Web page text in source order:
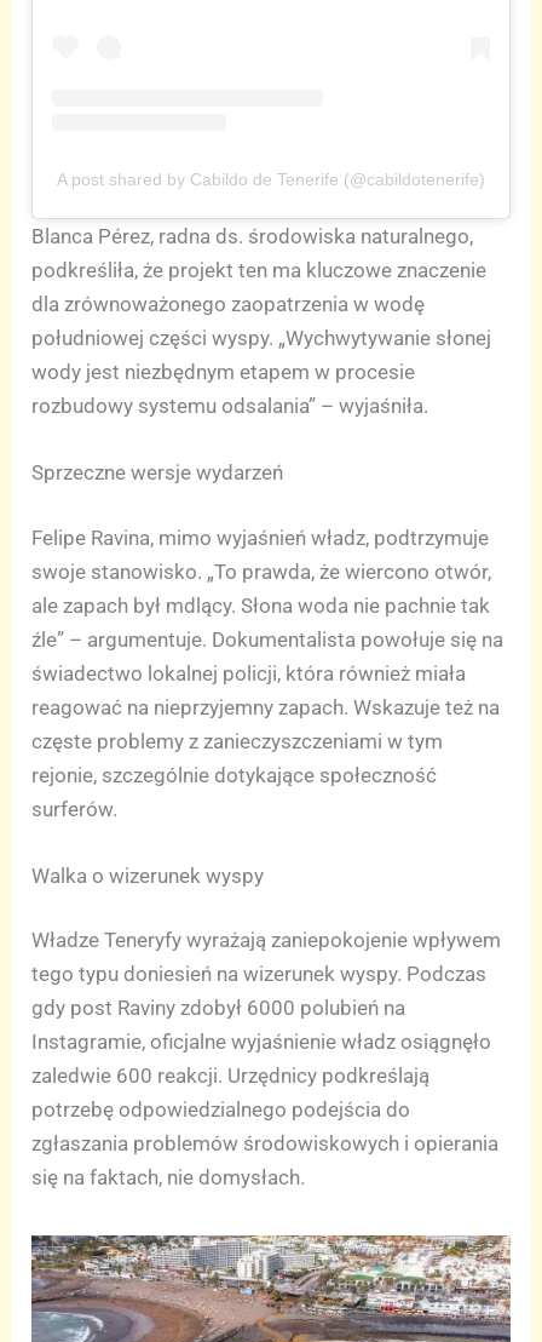
A post shared by Cabildo de Tenerife (@cabildotenerife)
Blanca Pérez, radna ds. środowiska naturalnego,
podkreśliła, że projekt ten ma kluczowe znaczenie
dla zrównoważonego zaopatrzenia w wodę
południowej części wyspy. „Wychwytywanie słonej
wody jest niezbędnym etapem w procesie
rozbudowy systemu odsalania” – wyjaśniła.
Sprzeczne wersje wydarzeń
Felipe Ravina, mimo wyjaśnień władz, podtrzymuje
swoje stanowisko. „To prawda, że wiercono otwór,
ale zapach był mdlący. Słona woda nie pachnie tak
źle” – argumentuje. Dokumentalista powołuje się na
świadectwo lokalnej policji, która również miała
reagować na nieprzyjemny zapach. Wskazuje też na
częste problemy z zanieczyszczeniami w tym
rejonie, szczególnie dotykające społeczność
surferów.
Walka o wizerunek wyspy
Władze Teneryfy wyrażają zaniepokojenie wpływem
tego typu doniesień na wizerunek wyspy. Podczas
gdy post Raviny zdobył 6000 polubień na
Instagramie, oficjalne wyjaśnienie władz osiągnęło
zaledwie 600 reakcji. Urzędnicy podkreślają
potrzebę odpowiedzialnego podejścia do
zgłaszania problemów środowiskowych i opierania
się na faktach, nie domysłach.